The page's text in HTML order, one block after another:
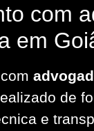
com
em
de
e